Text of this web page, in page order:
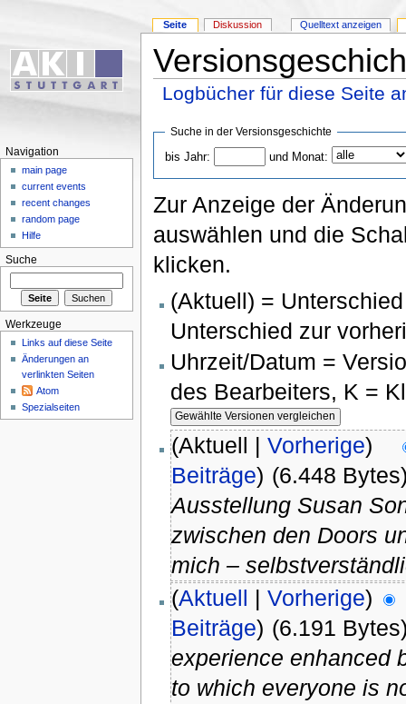
Logbücher für diese Seite
Suche in der Versionsgeschichte
bis Jahr: und Monat:
Zur Anzeige der
auswählen und die
klicken.
(Aktuell) =
Unterschied zur
Uhrzeit/Datum =
des Bearbeiters, K =
(Aktuell | Vorherige)
Beiträge) (6.448
Ausstellung Susan
zwischen den Doors
mich –
(Aktuell | Vorherige)
Beiträge) (6.191
experience enhanced
to which everyone is
Seite Diskussion Quelltext anzeigen
Navigation
main page
current events
recent changes
random page
Hilfe
Suche
Werkzeuge
Links auf diese Seite
Änderungen an
verlinkten Seiten
Atom
Spezialseiten